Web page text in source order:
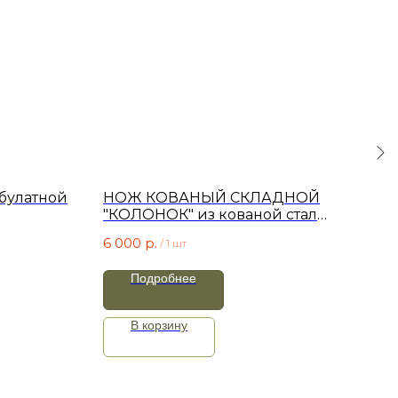
НОЖ КОВАНЫЙ СКЛАДНОЙ
"КОЛОНОК" из кованой стали
6 000 р. / 1 шт
Подробнее
В корзину